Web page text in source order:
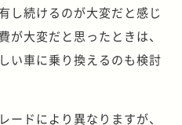
し続けるのが大変だと感じ
が大変だと思ったときは、
い車に乗り換えるのも検討
ードにより異なりますが、